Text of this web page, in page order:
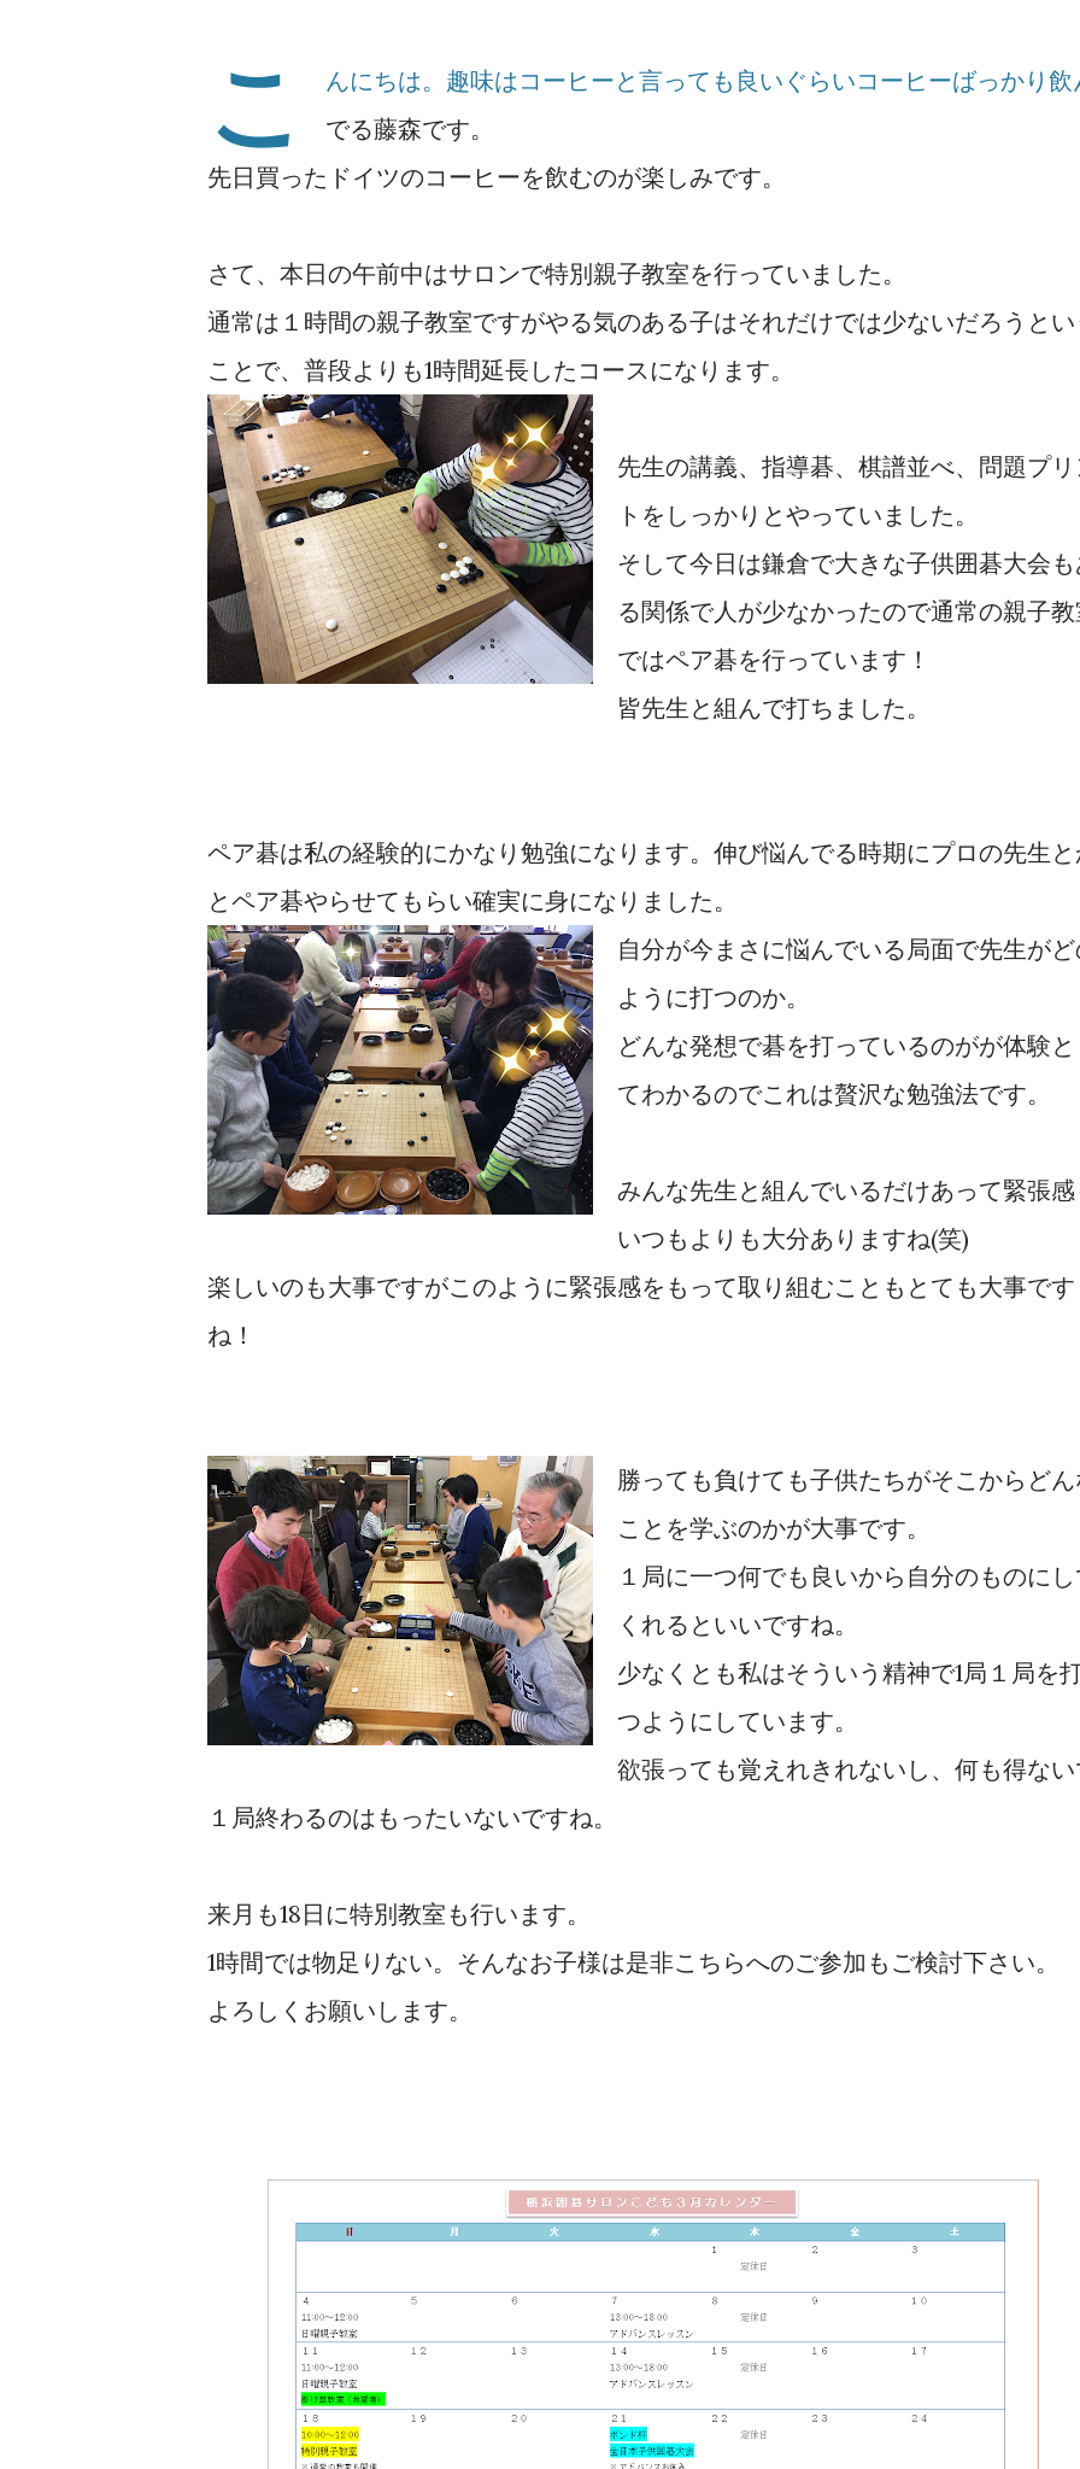
こ
んにちは。趣味はコーヒーと言っても良いぐらいコーヒーばっかり飲
でる藤森です。
先日買ったドイツのコーヒーを飲むのが楽しみです。
さて、本日の午前中はサロンで特別親子教室を行っていました。
通常は１時間の親子教室ですがやる気のある子はそれだけでは少ないだろうと
ことで、普段よりも1時間延長したコースになります。
先生の講義、指導碁、棋譜並べ、問題プ
トをしっかりとやっていました。
そして今日は鎌倉で大きな子供囲碁大会
る関係で人が少なかったので通常の親子
ではペア碁を行っています！
皆先生と組んで打ちました。
ペア碁は私の経験的にかなり勉強になります。伸び悩んでる時期にプロの先生
とペア碁やらせてもらい確実に身になりました。
自分が今まさに悩んでいる局面で先生が
ように打つのか。
どんな発想で碁を打っているのがが体験
てわかるのでこれは贅沢な勉強法です。
みんな先生と組んでいるだけあって緊張
いつもよりも大分ありますね(笑)
楽しいのも大事ですがこのように緊張感をもって取り組むこともとても大事です
ね！
勝っても負けても子供たちがそこからど
ことを学ぶのかが大事です。
１局に一つ何でも良いから自分のものに
くれるといいですね。
少なくとも私はそういう精神で1局１局を
つようにしています。
欲張っても覚えれきれないし、何も得な
１局終わるのはもったいないですね。
来月も18日に特別教室も行います。
1時間では物足りない。そんなお子様は是非こちらへのご参加もご検討下さい。
よろしくお願いします。